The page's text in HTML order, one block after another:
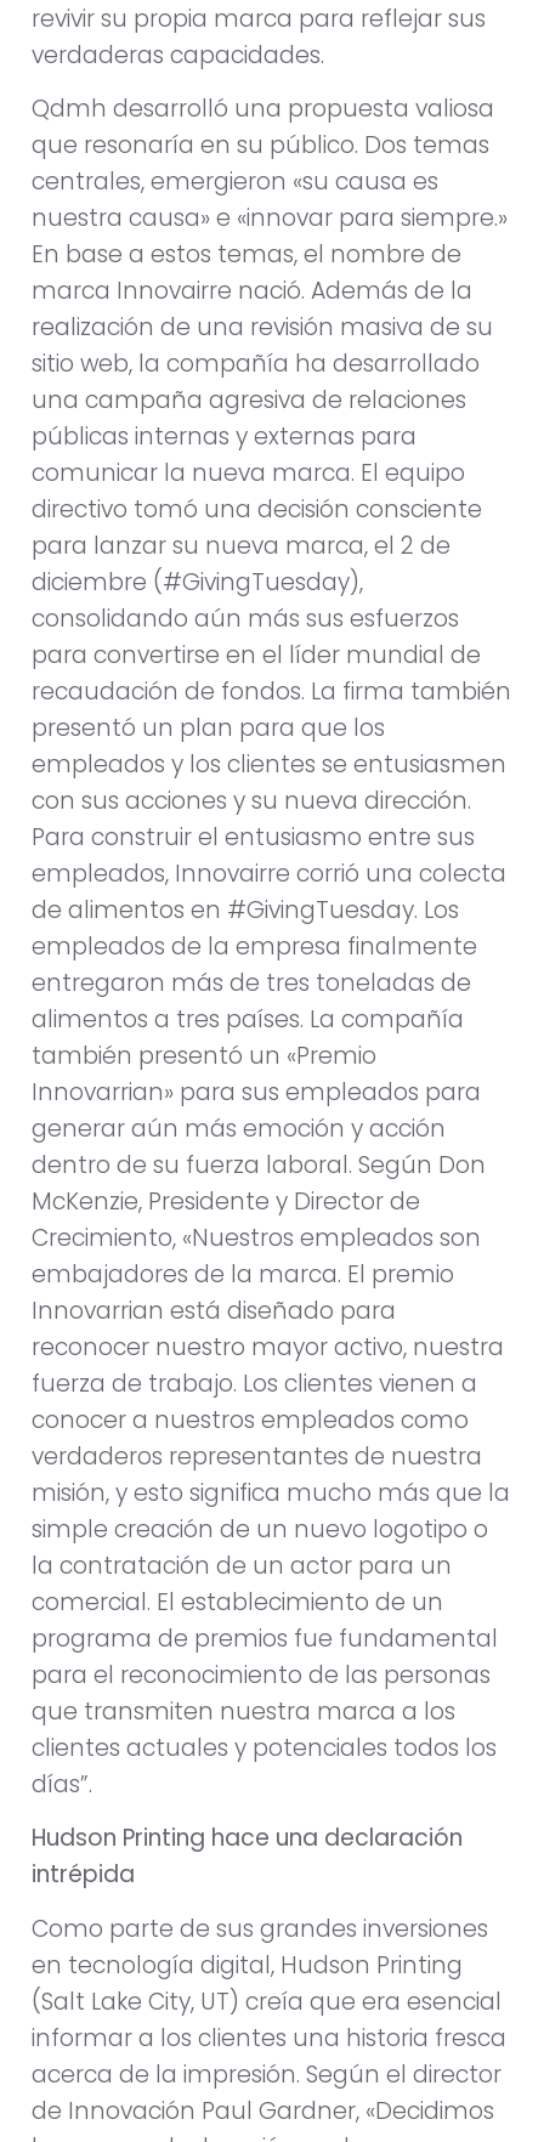
revivir su propia marca para reflejar sus
verdaderas capacidades.
Qdmh desarrolló una propuesta valiosa
que resonaría en su público. Dos temas
centrales, emergieron «su causa es
nuestra causa» e «innovar para siempre.»
En base a estos temas, el nombre de
marca Innovairre nació. Además de la
realización de una revisión masiva de su
sitio web, la compañía ha desarrollado
una campaña agresiva de relaciones
públicas internas y externas para
comunicar la nueva marca. El equipo
directivo tomó una decisión consciente
para lanzar su nueva marca, el 2 de
diciembre (#GivingTuesday),
consolidando aún más sus esfuerzos
para convertirse en el líder mundial de
recaudación de fondos. La firma también
presentó un plan para que los
empleados y los clientes se entusiasmen
con sus acciones y su nueva dirección.
Para construir el entusiasmo entre sus
empleados, Innovairre corrió una colecta
de alimentos en #GivingTuesday. Los
empleados de la empresa finalmente
entregaron más de tres toneladas de
alimentos a tres países. La compañía
también presentó un «Premio
Innovarrian» para sus empleados para
generar aún más emoción y acción
dentro de su fuerza laboral. Según Don
McKenzie, Presidente y Director de
Crecimiento, «Nuestros empleados son
embajadores de la marca. El premio
Innovarrian está diseñado para
reconocer nuestro mayor activo, nuestra
fuerza de trabajo. Los clientes vienen a
conocer a nuestros empleados como
verdaderos representantes de nuestra
misión, y esto significa mucho más que la
simple creación de un nuevo logotipo o
la contratación de un actor para un
comercial. El establecimiento de un
programa de premios fue fundamental
para el reconocimiento de las personas
que transmiten nuestra marca a los
clientes actuales y potenciales todos los
días”.
Hudson Printing hace una declaración
intrépida
Como parte de sus grandes inversiones
en tecnología digital, Hudson Printing
(Salt Lake City, UT) creía que era esencial
informar a los clientes una historia fresca
acerca de la impresión. Según el director
de Innovación Paul Gardner, «Decidimos